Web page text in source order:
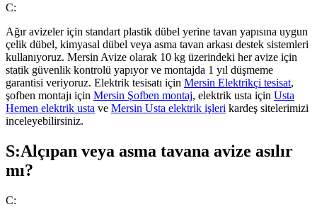
C:
Ağır avizeler için standart plastik dübel yerine tavan yapısına uygun
çelik dübel, kimyasal dübel veya asma tavan arkası destek sistemleri
kullanıyoruz. Mersin Avize olarak 10 kg üzerindeki her avize için
statik güvenlik kontrolü yapıyor ve montajda 1 yıl düşmeme
garantisi veriyoruz. Elektrik tesisatı için Mersin Elektrikçi tesisat,
şofben montajı için Mersin Şofben montaj, elektrik usta için Usta
Hemen elektrik usta ve Mersin Usta elektrik işleri kardeş sitelerimizi
inceleyebilirsiniz.
S:Alçıpan veya asma tavana avize asılır
mı?
C: